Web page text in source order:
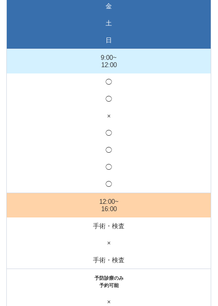
金
土
日
9:00~
12:00
◯
◯
×
◯
◯
◯
◯
12:00~
16:00
手術・検査
×
手術・検査
予防診療のみ
予約可能
×